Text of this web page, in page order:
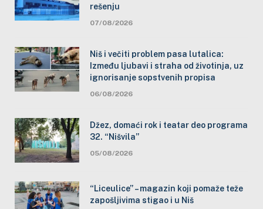
rešenju
07/08/2026
Niš i večiti problem pasa lutalica:
Između ljubavi i straha od životinja, uz
ignorisanje sopstvenih propisa
06/08/2026
Džez, domaći rok i teatar deo programa
32. “Nišvila”
05/08/2026
“Liceulice” – magazin koji pomaže teže
zapošljivima stigao i u Niš